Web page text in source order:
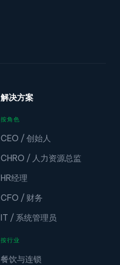
解决方案
按角色
CEO / 创始人
CHRO / 人力资源总监
HR经理
CFO / 财务
IT / 系统管理员
按行业
餐饮与连锁